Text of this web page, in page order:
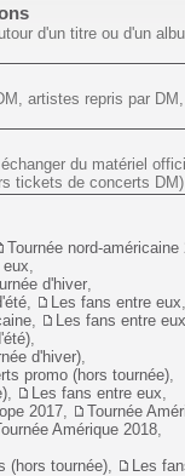
d'un titre ou d'un
artistes repris par
du matériel
tickets de concerts DM)
Tournée nord-américaine
d'hiver
Les fans entre eux
Les fans entre eux
d'hiver)
promo (hors tournée)
Les fans entre eux
2017
Tournée
Amérique 2018
(hors tournée)
Les